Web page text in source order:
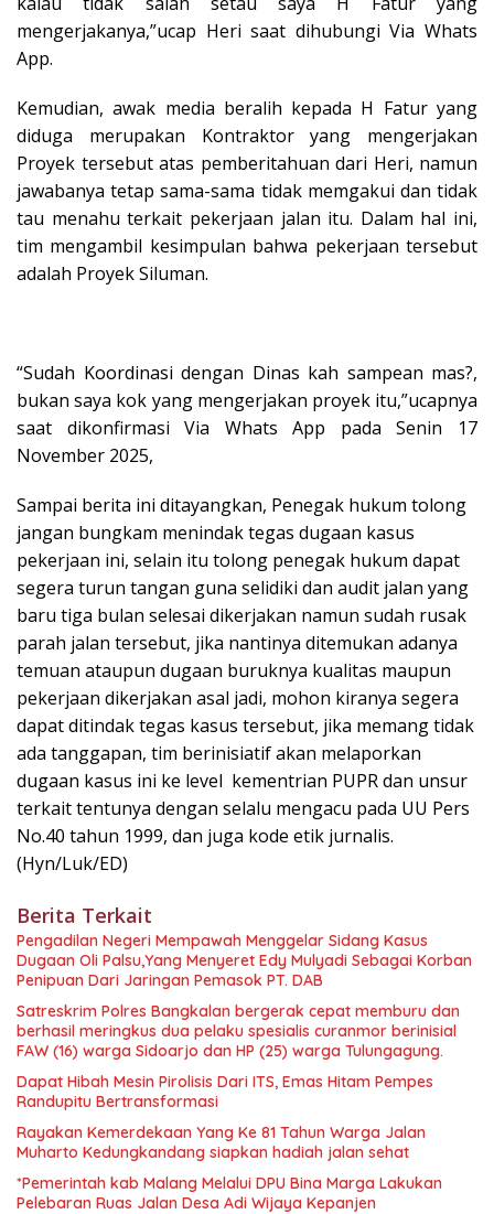
mengerjakanya,”ucap Heri saat dihubungi Via Whats
App.
Kemudian, awak media beralih kepada H Fatur yang
diduga merupakan Kontraktor yang mengerjakan
Proyek tersebut atas pemberitahuan dari Heri, namun
jawabanya tetap sama-sama tidak memgakui dan tidak
tau menahu terkait pekerjaan jalan itu. Dalam hal ini,
tim mengambil kesimpulan bahwa pekerjaan tersebut
adalah Proyek Siluman.
“Sudah Koordinasi dengan Dinas kah sampean mas?,
bukan saya kok yang mengerjakan proyek itu,”ucapnya
saat dikonfirmasi Via Whats App pada Senin 17
November 2025,
Sampai berita ini ditayangkan, Penegak hukum tolong
jangan bungkam menindak tegas dugaan kasus
pekerjaan ini, selain itu tolong penegak hukum dapat
segera turun tangan guna selidiki dan audit jalan yang
baru tiga bulan selesai dikerjakan namun sudah rusak
parah jalan tersebut, jika nantinya ditemukan adanya
temuan ataupun dugaan buruknya kualitas maupun
pekerjaan dikerjakan asal jadi, mohon kiranya segera
dapat ditindak tegas kasus tersebut, jika memang tidak
ada tanggapan, tim berinisiatif akan melaporkan
dugaan kasus ini ke level kementrian PUPR dan unsur
terkait tentunya dengan selalu mengacu pada UU Pers
No.40 tahun 1999, dan juga kode etik jurnalis.
(Hyn/Luk/ED)
Berita Terkait
Pengadilan Negeri Mempawah Menggelar Sidang Kasus
Dugaan Oli Palsu,Yang Menyeret Edy Mulyadi Sebagai Korban
Penipuan Dari Jaringan Pemasok PT. DAB
Satreskrim Polres Bangkalan bergerak cepat memburu dan
berhasil meringkus dua pelaku spesialis curanmor berinisial
FAW (16) warga Sidoarjo dan HP (25) warga Tulungagung.
Dapat Hibah Mesin Pirolisis Dari ITS, Emas Hitam Pempes
Randupitu Bertransformasi
Rayakan Kemerdekaan Yang Ke 81 Tahun Warga Jalan
Muharto Kedungkandang siapkan hadiah jalan sehat
*Pemerintah kab Malang Melalui DPU Bina Marga Lakukan
Pelebaran Ruas Jalan Desa Adi Wijaya Kepanjen